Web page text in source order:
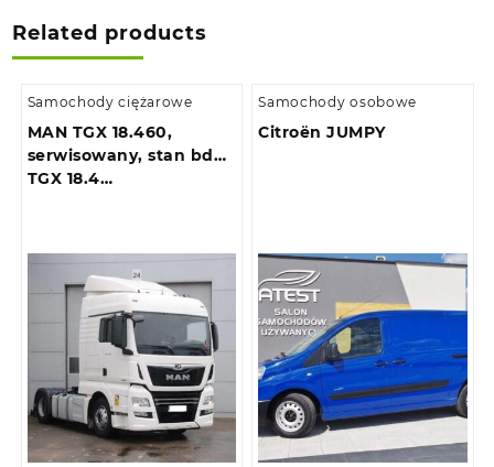
Related products
Samochody ciężarowe
MAN TGX 18.460,
serwisowany, stan bdb
TGX 18.4…
Samochody osobowe
Citroën JUMPY